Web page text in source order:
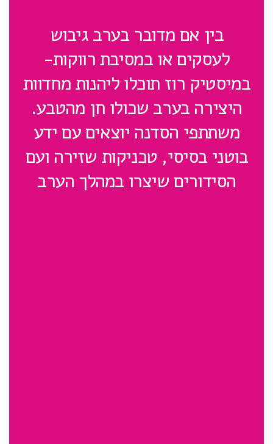
בין אם מדובר בערב גיבוש
לעסקים או במסיבת רווקות-
במיסטיק רוז תוכלו ליהנות מחדוות
היצירה בערב שכולו חן מהטבע.
משתתפי הסדנה יוצאים עם ידע
בוטני בסיסי, טכניקות שזירה ועם
הסידורים שיצרו במהלך הערב